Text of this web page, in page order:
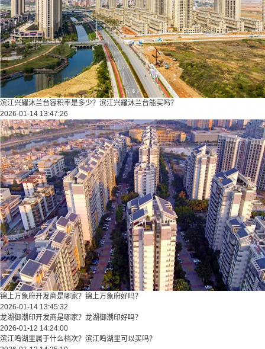
滨江兴耀沐兰台容积率是多少？滨江兴耀沐兰台能买吗？
2026-01-14 13:47:26
锦上万象府开发商是哪家？锦上万象府好吗？
2026-01-14 13:45:32
龙湖御潮印开发商是哪家？龙湖御潮印好吗？
2026-01-12 14:24:00
滨江鸣湖里属于什么档次？滨江鸣湖里可以买吗？